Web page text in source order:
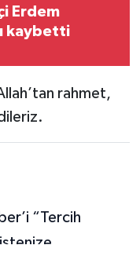
Erdem
kaybetti
rahmet,